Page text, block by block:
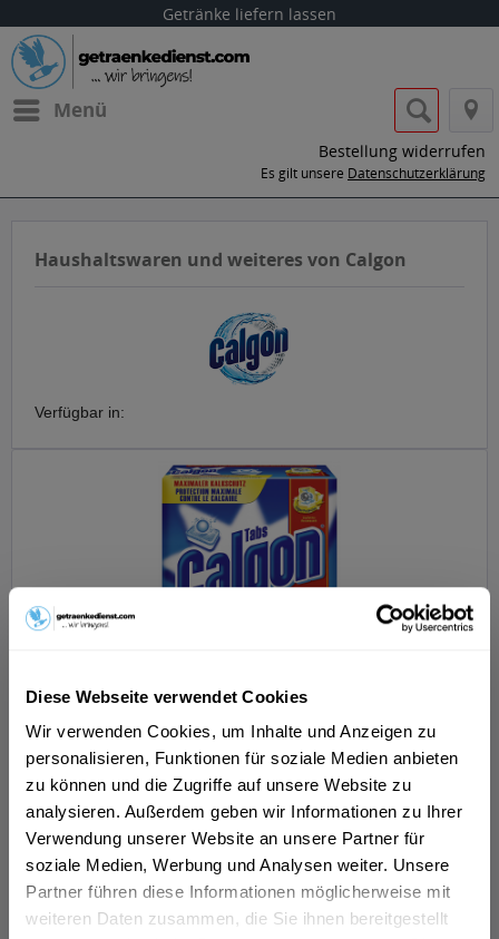
Diese Webseite verwendet Cookies
Wir verwenden Cookies, um Inhalte und Anzeigen zu
personalisieren, Funktionen für soziale Medien anbieten
zu können und die Zugriffe auf unsere Website zu
analysieren. Außerdem geben wir Informationen zu Ihrer
Verwendung unserer Website an unsere Partner für
soziale Medien, Werbung und Analysen weiter. Unsere
Partner führen diese Informationen möglicherweise mit
weiteren Daten zusammen, die Sie ihnen bereitgestellt
Getränke liefern lassen
Menü
Bestellung widerrufen
Es gilt unsere Datenschutzerklärung
Haushaltswaren und weiteres von Calgon
Verfügbar in:
Inhalt75 Liter (0,29 € * / 1 Liter)
ab 21,49 € *
In den Warenkorb